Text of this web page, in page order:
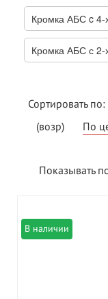
Кромка АБС c 4-
Кромка АБС с 2-
Сортировать по:
(возр)
По
Показывать
В наличии